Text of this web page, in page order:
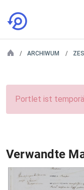
ARCHIWUM
Portlet ist
Verwandte